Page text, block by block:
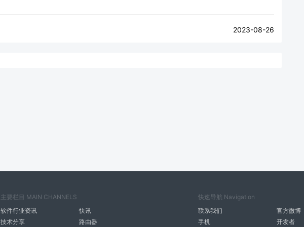
2023-08-26
主要栏目 MAIN CHANNELS
软件行业资讯
快讯
技术分享
路由器
快速导航 Navigation
联系我们
官方微博
手机
开发者